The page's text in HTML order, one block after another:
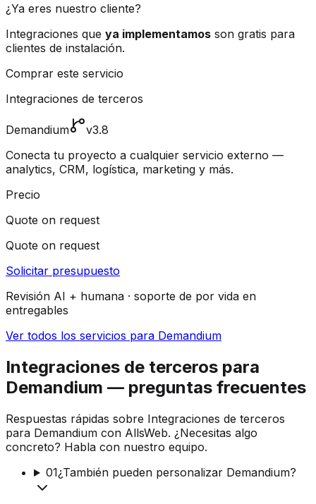
¿Ya eres nuestro cliente?
Integraciones que ya implementamos son gratis para
clientes de instalación.
Comprar este servicio
Integraciones de terceros
Demandium
v3.8
Conecta tu proyecto a cualquier servicio externo —
analytics, CRM, logística, marketing y más.
Precio
Quote on request
Quote on request
Solicitar presupuesto
Revisión AI + humana · soporte de por vida en
entregables
Ver todos los servicios para Demandium
Integraciones de terceros para
Demandium — preguntas frecuentes
Respuestas rápidas sobre Integraciones de terceros
para Demandium con AllsWeb. ¿Necesitas algo
concreto? Habla con nuestro equipo.
01¿También pueden personalizar Demandium?